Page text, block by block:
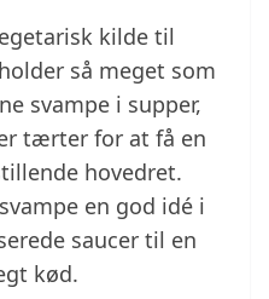
kilde til
så meget som
svampe i supper,
tærter for at få en
hovedret.
en god idé i
saucer til en
kød.